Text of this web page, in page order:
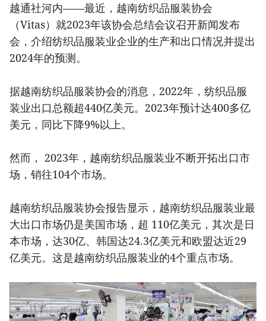
越通社河内——最近，越南纺织品服装协会
（Vitas）就2023年该协会总结会议召开新闻发布
会，介绍纺织品服装业企业的生产和出口情况并提出
2024年的预测。
据越南纺织品服装协会的消息，2022年，纺织品服
装业出口总额超440亿美元。2023年预计达400多亿
美元，同比下降9%以上。
然而， 2023年，越南纺织品服装业不断开拓出口市
场，销往104个市场。
越南纺织品服装协会报告显示，越南纺织品服装业最
大出口市场仍是美国市场，超 110亿美元，其次是日
本市场，达30亿、韩国达24.3亿美元和欧盟达近29
亿美元。这是越南纺织品服装业的4个重点市场。